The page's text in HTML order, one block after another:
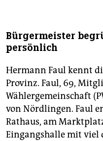
Bürgermeister
persönlich
Hermann Faul kennt
Provinz. Faul, 69,
Wählergemeinschaft
von Nördlingen. Faul
Rathaus, am
Eingangshalle mit viel